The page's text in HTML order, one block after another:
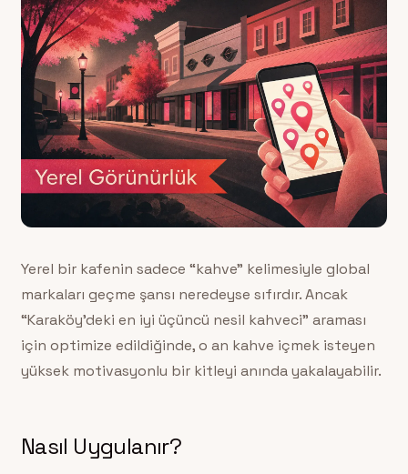
Yerel bir kafenin sadece “kahve” kelimesiyle global
markaları geçme şansı neredeyse sıfırdır. Ancak
“Karaköy’deki en iyi üçüncü nesil kahveci” araması
için optimize edildiğinde, o an kahve içmek isteyen
yüksek motivasyonlu bir kitleyi anında yakalayabilir.
Nasıl Uygulanır?